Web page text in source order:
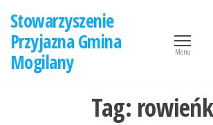
treści
Stowarzyszenie
Przyjazna Gmina
Mogilany
Menu
Tag: